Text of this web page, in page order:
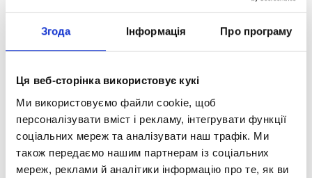
Згода Інформація Про програму
Ця веб-сторінка використовує кукі
Ми використовуємо файли cookie, щоб
персоналізувати вміст і рекламу, інтегрувати функції
соціальних мереж та аналізувати наш трафік. Ми
також передаємо нашим партнерам із соціальних
мереж, реклами й аналітики інформацію про те, як ви
українській навчальній програмі.
Всі уроки створені у вигляді коротких
інтерактивних відео, як на TikTok. Діти
матеріал, поданий у цьому форматі. А для
підвищення цікавості контенту ведучим
всіх відеоуроків виступає кумедний сурикат
GIOS.
Всі учні отримують конспекти та виконують